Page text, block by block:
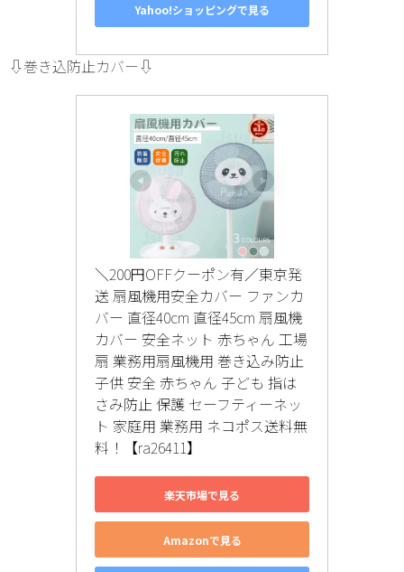
Yahoo!ショッピングで見る
⇩巻き込防止カバー⇩
＼200円OFFクーポン有／東京発
送 扇風機用安全カバー ファンカ
バー 直径40cm 直径45cm 扇風機
カバー 安全ネット 赤ちゃん 工場
扇 業務用扇風機用 巻き込み防止
子供 安全 赤ちゃん 子ども 指は
さみ防止 保護 セーフティーネッ
ト 家庭用 業務用 ネコポス送料無
料！【ra26411】
楽天市場で見る
Amazonで見る